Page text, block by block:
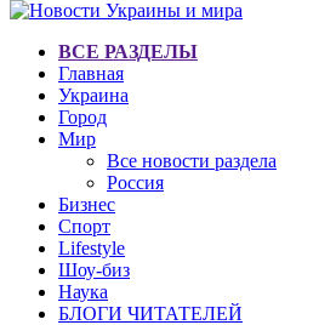
ВСЕ РАЗДЕЛЫ
Главная
Украина
Город
Мир
Все новости раздела
Россия
Бизнес
Спорт
Lifestyle
Шоу-биз
Наука
БЛОГИ ЧИТАТЕЛЕЙ